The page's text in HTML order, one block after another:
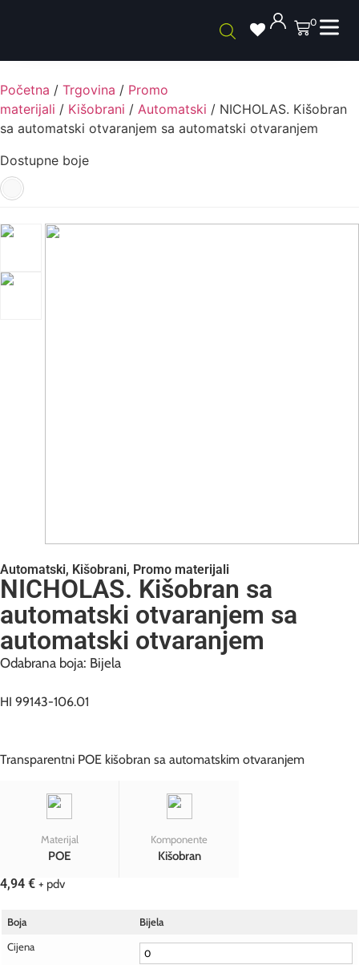
0
Početna / Trgovina / Promo
materijali / Kišobrani / Automatski / NICHOLAS. Kišobran
sa automatski otvaranjem sa automatski otvaranjem
Dostupne boje
Automatski, Kišobrani, Promo materijali
NICHOLAS. Kišobran sa
automatski otvaranjem sa
automatski otvaranjem
Odabrana boja: Bijela
HI 99143-106.01
Transparentni POE kišobran sa automatskim otvaranjem
Materijal
POE
Komponente
Kišobran
4,94 € + pdv
Boja
Bijela
Cijena